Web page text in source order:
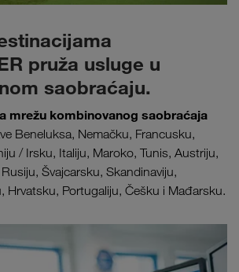
pruža usluge u
saobraćaju.
mrežu kombinovanog saobraćaja
Beneluksa, Nemačku, Francusku,
/ Irsku, Italiju, Maroko, Tunis, Austriju,
Švajcarsku, Skandinaviju,
Hrvatsku, Portugaliju, Češku i Mađarsku.